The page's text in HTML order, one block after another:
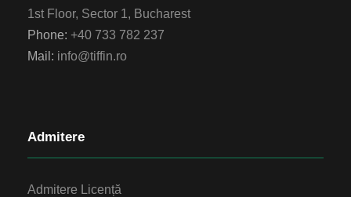
1st Floor, Sector 1, Bucharest
Phone: +40 733 782 237
Mail: info@tiffin.ro
Admitere
Admitere Licență